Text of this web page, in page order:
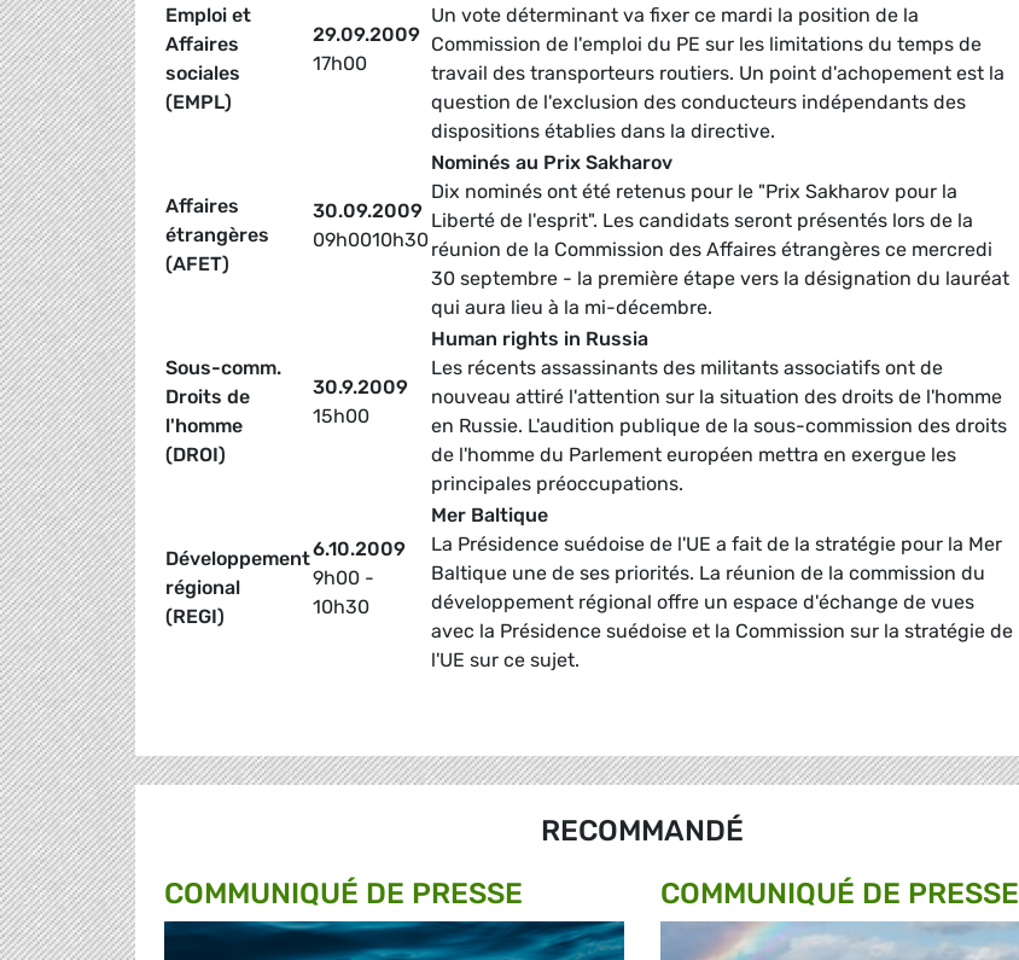
Emploi et
Affaires
sociales
(EMPL)
29.09.2009
17h00
Un vote déterminant va fixer ce mardi la position de la
Commission de l'emploi du PE sur les limitations du temps de
travail des transporteurs routiers. Un point d'achopement est la
question de l'exclusion des conducteurs indépendants des
dispositions établies dans la directive.
Affaires
étrangères
(AFET)
30.09.2009
09h0010h30
Nominés au Prix Sakharov
Dix nominés ont été retenus pour le "Prix Sakharov pour la
Liberté de l'esprit". Les candidats seront présentés lors de la
réunion de la Commission des Affaires étrangères ce mercredi
30 septembre - la première étape vers la désignation du lauréat
qui aura lieu à la mi-décembre.
Sous-comm.
Droits de
l'homme
(DROI)
30.9.2009
15h00
Human rights in Russia
Les récents assassinants des militants associatifs ont de
nouveau attiré l'attention sur la situation des droits de l'homme
en Russie. L'audition publique de la sous-commission des droits
de l'homme du Parlement européen mettra en exergue les
principales préoccupations.
Développement
régional
(REGI)
6.10.2009
9h00 -
10h30
Mer Baltique
La Présidence suédoise de l'UE a fait de la stratégie pour la Mer
Baltique une de ses priorités. La réunion de la commission du
développement régional offre un espace d'échange de vues
avec la Présidence suédoise et la Commission sur la stratégie de
l'UE sur ce sujet.
RECOMMANDÉ
COMMUNIQUÉ DE PRESSE
COMMUNIQUÉ DE PRESSE